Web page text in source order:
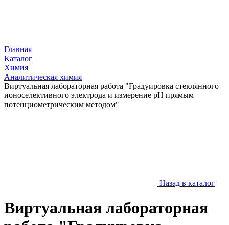
Главная
Каталог
Химия
Аналитическая химия
Виртуальная лабораторная работа "Градуировка стеклянного
ионоселективного электрода и измерение рН прямым
потенциометрическим методом"
Назад в каталог
Виртуальная лабораторная